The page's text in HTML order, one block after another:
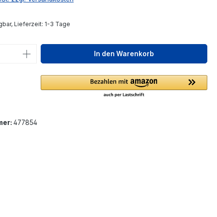
Lieferzeit: 1-3 Tage
Anzahl: Gib den gewünschten Wert
In den Warenkorb
477854